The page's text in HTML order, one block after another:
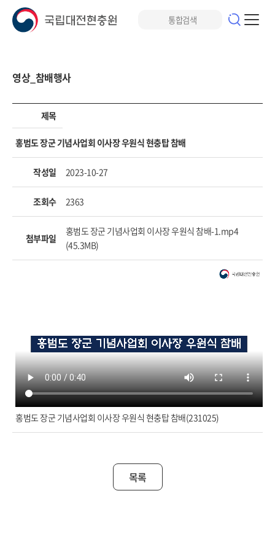
영상_참배행사
제목
홍범도 장군 기념사업회 이사장 우원식 현충탑 참배
작성일 2023-10-27
조회수 2363
첨부파일
홍범도 장군 기념사업회 이사장 우원식 참배-1.mp4
(45.3MB)
홍범도 장군 기념사업회 이사장 우원식 현충탑 참배(231025)
목록